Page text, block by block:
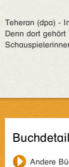
Teheran (dpa) -
Denn dort
Andere